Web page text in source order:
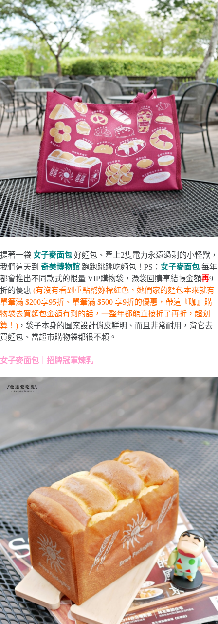
提著一袋 女子麥面包 好麵包、牽上2隻電力永遠過剩的小怪獸，
我們這天到 奇美博物館 跑跑跳跳吃麵包！PS： 女子麥面包 每年
都會推出不同款式的限量 VIP購物袋，憑袋回購享結帳金額再9
折的優惠 (有沒有看到重點幫妳標紅色，她們家的麵包本來就有
單筆滿 $200享95折、單筆滿 $500 享9折的優惠，帶這『咖』購
物袋去買麵包金額有到的話，一整年都能直接折了再折，超划
算！) ，袋子本身的圖案設計俏皮鮮明、而且非常耐用，背它去
買麵包、當超市購物袋都很不賴。
女子麥面包｜招牌冠軍煉乳